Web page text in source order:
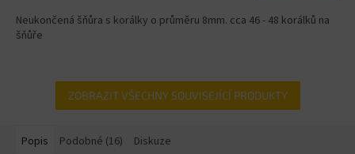
Neukončená šňůra s korálky o průměru 8mm. cca 46 - 48 korálků na
šňůře
ZOBRAZIT VŠECHNY SOUVISEJÍCÍ PRODUKTY
Popis Podobné (16) Diskuze